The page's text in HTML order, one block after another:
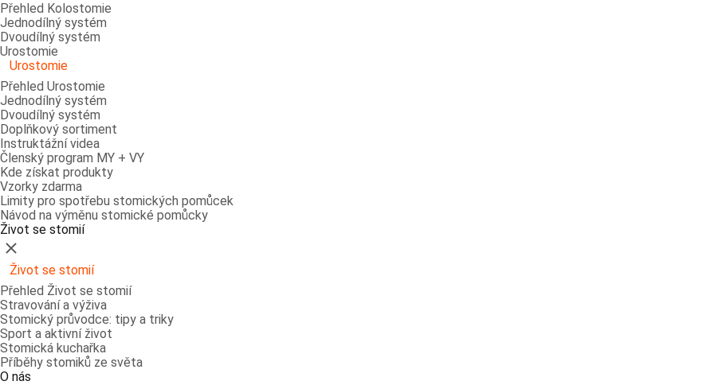
Přehled Kolostomie
Jednodílný systém
Dvoudílný systém
Urostomie
Urostomie
Přehled Urostomie
Jednodílný systém
Dvoudílný systém
Doplňkový sortiment
Instruktážní videa
Členský program MY + VY
Kde získat produkty
Vzorky zdarma
Limity pro spotřebu stomických pomůcek
Návod na výměnu stomické pomůcky
Život se stomií
Zavřít
Život se stomií
Přehled Život se stomií
Stravování a výživa
Stomický průvodce: tipy a triky
Sport a aktivní život
Stomická kuchařka
Příběhy stomiků ze světa
O nás